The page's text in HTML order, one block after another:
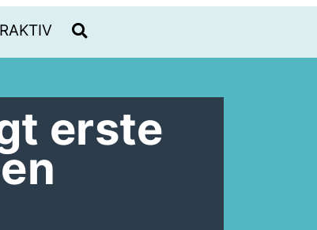
erste